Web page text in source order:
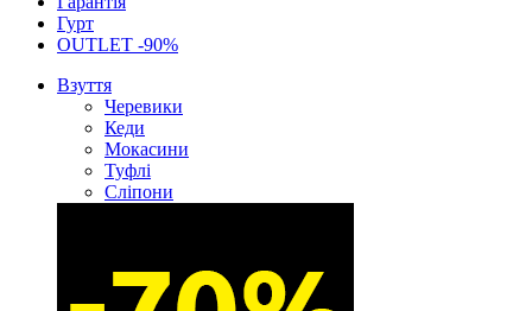
Гурт
OUTLET -90%
Взуття
Черевики
Кеди
Мокасини
Туфлі
Сліпони